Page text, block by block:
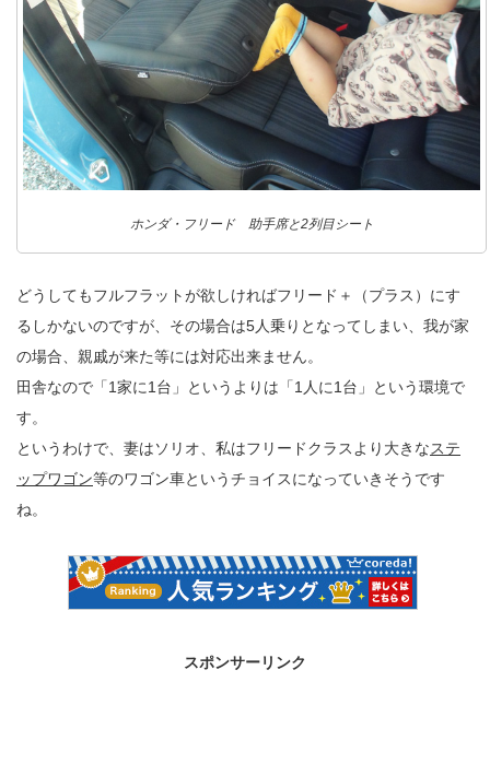
ホンダ・フリード 助手席と2列目シート
どうしてもフルフラットが欲しければフリード＋（プラス）にす
るしかないのですが、その場合は5人乗りとなってしまい、我が家
の場合、親戚が来た等には対応出来ません。
田舎なので「1家に1台」というよりは「1人に1台」という環境で
す。
というわけで、妻はソリオ、私はフリードクラスより大きなステ
ップワゴン等のワゴン車というチョイスになっていきそうです
ね。
スポンサーリンク